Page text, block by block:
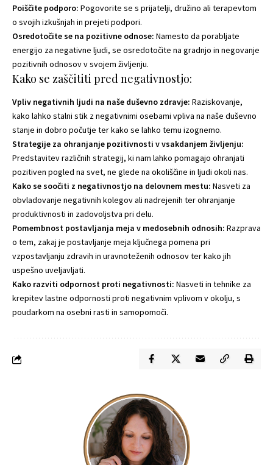
Poiščite podporo: Pogovorite se s prijatelji, družino ali terapevtom
o svojih izkušnjah in prejeti podpori.
Osredotočite se na pozitivne odnose: Namesto da porabljate
energijo za negativne ljudi, se osredotočite na gradnjo in negovanje
pozitivnih odnosov v svojem življenju.
Kako se zaščititi pred negativnostjo:
Vpliv negativnih ljudi na naše duševno zdravje: Raziskovanje,
kako lahko stalni stik z negativnimi osebami vpliva na naše duševno
stanje in dobro počutje ter kako se lahko temu izognemo.
Strategije za ohranjanje pozitivnosti v vsakdanjem življenju:
Predstavitev različnih strategij, ki nam lahko pomagajo ohranjati
pozitiven pogled na svet, ne glede na okoliščine in ljudi okoli nas.
Kako se soočiti z negativnostjo na delovnem mestu: Nasveti za
obvladovanje negativnih kolegov ali nadrejenih ter ohranjanje
produktivnosti in zadovoljstva pri delu.
Pomembnost postavljanja meja v medosebnih odnosih: Razprava
o tem, zakaj je postavljanje meja ključnega pomena pri
vzpostavljanju zdravih in uravnoteženih odnosov ter kako jih
uspešno uveljavljati.
Kako razviti odpornost proti negativnosti: Nasveti in tehnike za
krepitev lastne odpornosti proti negativnim vplivom v okolju, s
poudarkom na osebni rasti in samopomoči.